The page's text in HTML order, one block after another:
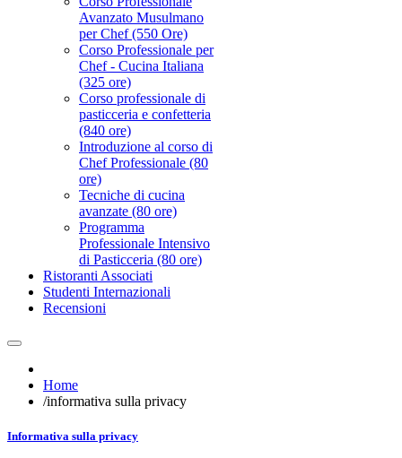
Avanzato Musulmano
per Chef (550 Ore)
Corso Professionale per
Chef - Cucina Italiana
(325 ore)
Corso professionale di
pasticceria e confetteria
(840 ore)
Introduzione al corso di
Chef Professionale (80
ore)
Tecniche di cucina
avanzate (80 ore)
Programma
Professionale Intensivo
di Pasticceria (80 ore)
Ristoranti Associati
Studenti Internazionali
Recensioni
Home
/informativa sulla privacy
Informativa sulla privacy